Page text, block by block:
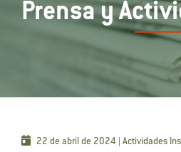
Prensa y
22 de abril de 2024 | Actividades